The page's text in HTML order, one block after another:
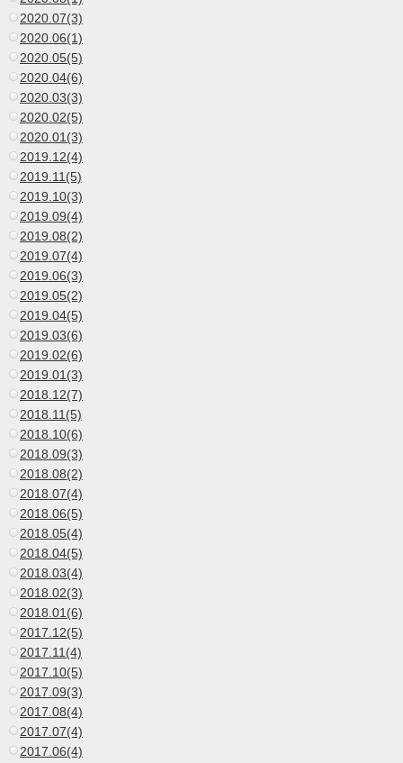
2020.07(3)
2020.06(1)
2020.05(5)
2020.04(6)
2020.03(3)
2020.02(5)
2020.01(3)
2019.12(4)
2019.11(5)
2019.10(3)
2019.09(4)
2019.08(2)
2019.07(4)
2019.06(3)
2019.05(2)
2019.04(5)
2019.03(6)
2019.02(6)
2019.01(3)
2018.12(7)
2018.11(5)
2018.10(6)
2018.09(3)
2018.08(2)
2018.07(4)
2018.06(5)
2018.05(4)
2018.04(5)
2018.03(4)
2018.02(3)
2018.01(6)
2017.12(5)
2017.11(4)
2017.10(5)
2017.09(3)
2017.08(4)
2017.07(4)
2017.06(4)